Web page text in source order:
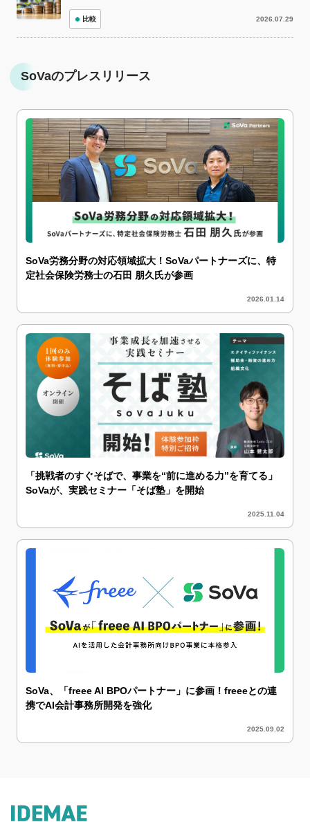
比較 2026.07.29
SoVaのプレスリリース
SoVa労務分野の対応領域拡大！SoVaパートナーズに、特
定社会保険労務士の石田 朋久氏が参画
2026.01.14
「挑戦者のすぐそばで、事業を“前に進める力”を育てる」
SoVaが、実践セミナー「そば塾」を開始
2025.11.04
SoVa、「freee AI BPOパートナー」に参画！freeeとの連
携でAI会計事務所開発を強化
2025.09.02